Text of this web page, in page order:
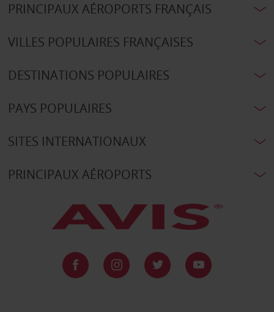
PRINCIPAUX AÉROPORTS FRANÇAIS
VILLES POPULAIRES FRANÇAISES
DESTINATIONS POPULAIRES
PAYS POPULAIRES
SITES INTERNATIONAUX
PRINCIPAUX AÉROPORTS